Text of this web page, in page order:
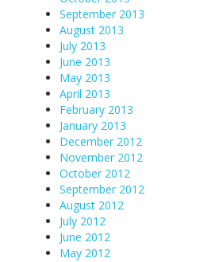
September 2013
August 2013
July 2013
June 2013
May 2013
April 2013
February 2013
January 2013
December 2012
November 2012
October 2012
September 2012
August 2012
July 2012
June 2012
May 2012